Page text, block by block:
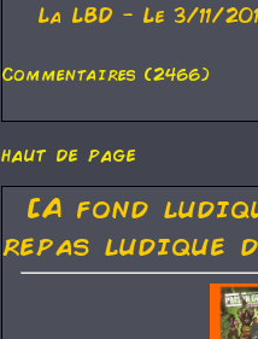
La LBD - Le 3/11/
Commentaires (2466)
haut de page
[A fond
repas ludique